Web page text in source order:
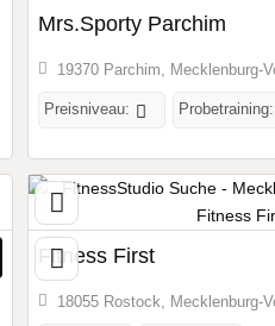
Mrs.Sporty Parchim
19370 Parchim, Mecklenburg-
Preisniveau: Probetraining:
Fitness First
18055 Rostock, Mecklenburg-